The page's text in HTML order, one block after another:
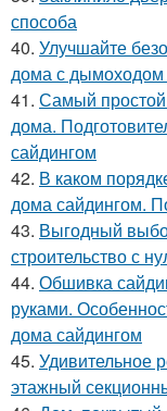
способа
40. Улучшайте
дома с
41. Самый простой
дома.
сайдингом
42. В каком
дома сайдингом.
43. Выгодный
строительство с
44. Обшивка
руками.
дома сайдингом
45. Удивительное
этажный